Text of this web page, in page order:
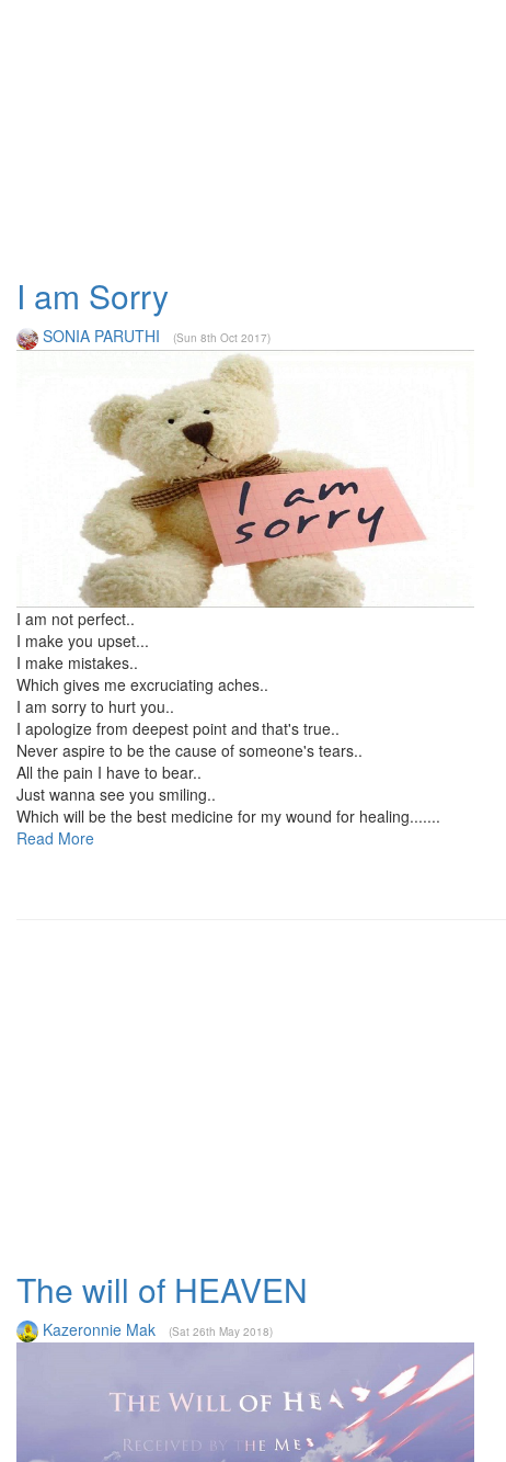
I am Sorry
SONIA PARUTHI (Sun 8th Oct 2017)
I am not perfect..
I make you upset...
I make mistakes..
Which gives me excruciating aches..
I am sorry to hurt you..
I apologize from deepest point and that's true..
Never aspire to be the cause of someone's tears..
All the pain I have to bear..
Just wanna see you smiling..
Which will be the best medicine for my wound for healing.......
Read More
The will of HEAVEN
Kazeronnie Mak (Sat 26th May 2018)